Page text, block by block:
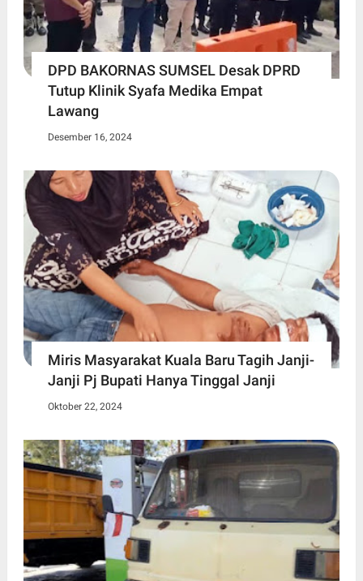
DPD BAKORNAS SUMSEL Desak DPRD
Tutup Klinik Syafa Medika Empat
Lawang
Desember 16, 2024
Miris Masyarakat Kuala Baru Tagih Janji-
Janji Pj Bupati Hanya Tinggal Janji
Oktober 22, 2024